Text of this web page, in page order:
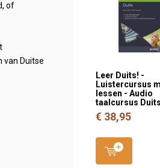
of
van Duitse
Leer Duits! -
Luistercursus
lessen - Audio
taalcursus
€ 38,95